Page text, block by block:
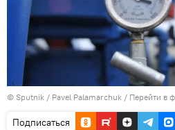
© Sputnik / Pavel Palamarchuk / Перейти в
Подписаться